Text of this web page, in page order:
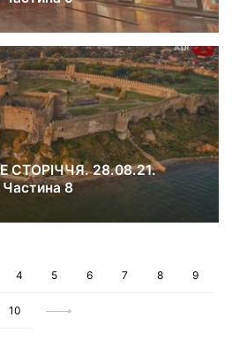
СТОРІЧЧЯ. 28.08.21.
8
4 5 6 7 8 9
10